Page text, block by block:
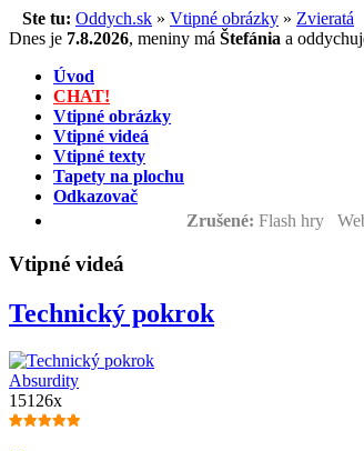
Ste tu: Oddych.sk » Vtipné obrázky » Zvieratá
Dnes je 7.8.2026, meniny má Štefánia a
Úvod
CHAT!
Vtipné obrázky
Vtipné videá
Vtipné texty
Tapety na plochu
Odkazovač
Zrušené: Flash hry
Vtipné videá
Technický pokrok
Absurdity
15126x